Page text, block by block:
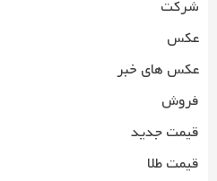
شرکت
عکس
عکس های خبر
فروش
قیمت جدید
قیمت طلا